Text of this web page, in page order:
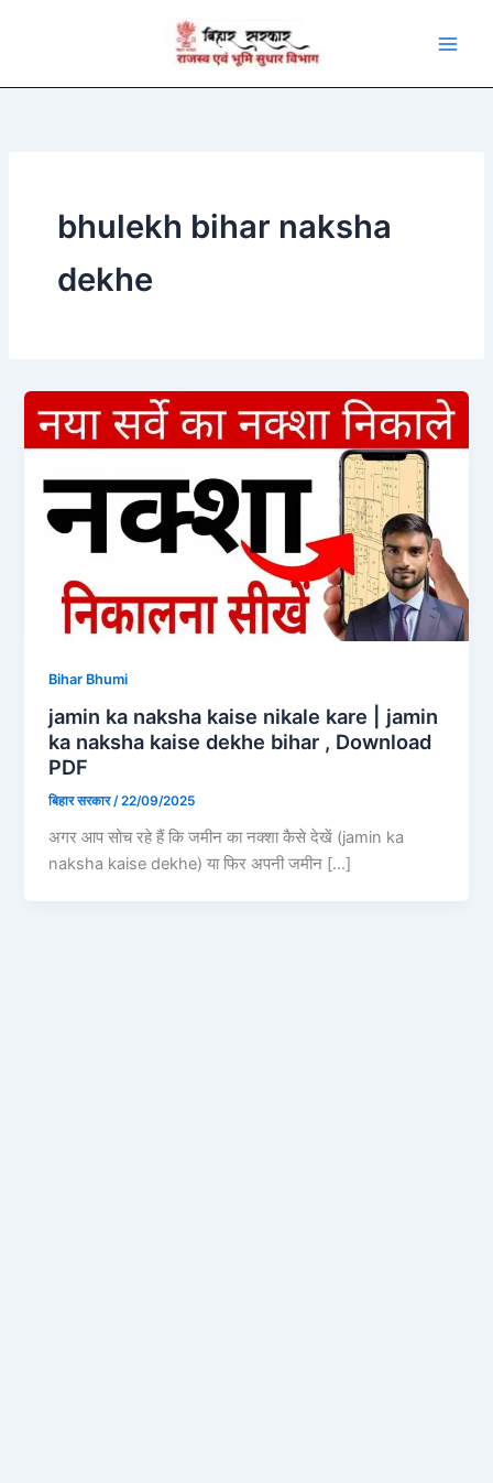
bhulekh bihar naksha
dekhe
Bihar Bhumi
jamin ka naksha kaise nikale kare | jamin
ka naksha kaise dekhe bihar , Download
PDF
बिहार सरकार/22/09/2025
अगर आप सोच रहे हैं कि जमीन का नक्शा कैसे देखें (jamin ka
naksha kaise dekhe) या फिर अपनी जमीन […]